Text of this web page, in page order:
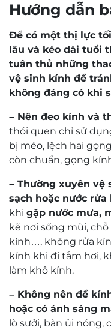
Hướng dẫn
Để có một thị lực
lâu và kéo dài tuổi
tuân thủ những
vệ sinh kính để
không đáng có khi
– Nên đeo kính và
thói quen chỉ sử
bị méo, lệch hai
còn chuẩn, gọng
– Thường xuyên vệ
sạch hoặc nước
khi gặp nước mưa,
kẽ nơi sống mũi,
kính…, không rửa
kính khi đi tắm hơi,
làm khô kính.
– Không nên để
hoặc có ánh sáng
lò sưởi, bàn ủi nóng,